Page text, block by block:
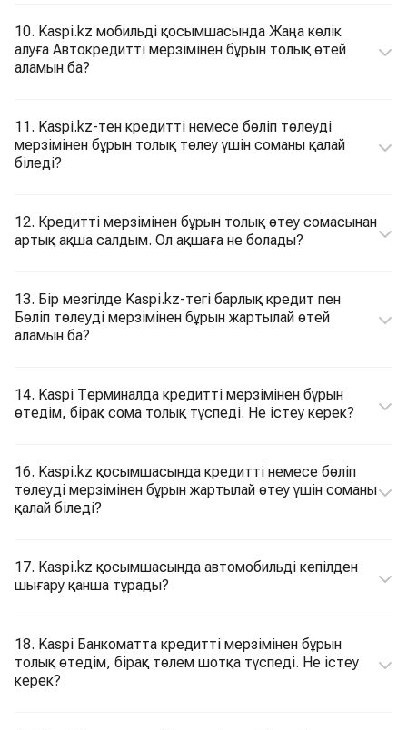
10. Kaspi.kz мобильді қосымшасында Жаңа көлік
алуға Автокредитті мерзімінен бұрын толық өтей
аламын ба?
11. Kaspi.kz-тен кредитті немесе бөліп төлеуді
мерзімінен бұрын толық төлеу үшін соманы қалай
біледі?
12. Кредитті мерзімінен бұрын толық өтеу сомасынан
артық ақша салдым. Ол ақшаға не болады?
13. Бір мезгілде Kaspi.kz-тегі барлық кредит пен
Бөліп төлеуді мерзімінен бұрын жартылай өтей
аламын ба?
14. Kaspi Терминалда кредитті мерзімінен бұрын
өтедім, бірақ сома толық түспеді. Не істеу керек?
16. Kaspi.kz қосымшасында кредитті немесе бөліп
төлеуді мерзімінен бұрын жартылай өтеу үшін соманы
қалай біледі?
17. Kaspi.kz қосымшасында автомобильді кепілден
шығару қанша тұрады?
18. Kaspi Банкоматта кредитті мерзімінен бұрын
толық өтедім, бірақ төлем шотқа түспеді. Не істеу
керек?